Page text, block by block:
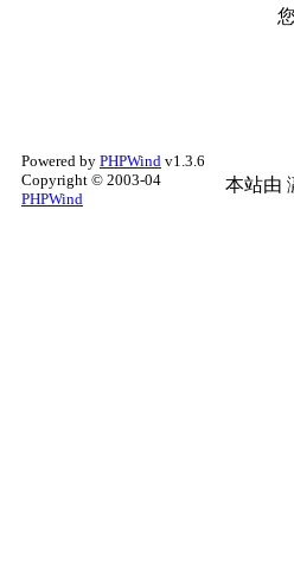
Powered by PHPWind v1.3.6
Copyright © 2003-04
PHPWind
本站由